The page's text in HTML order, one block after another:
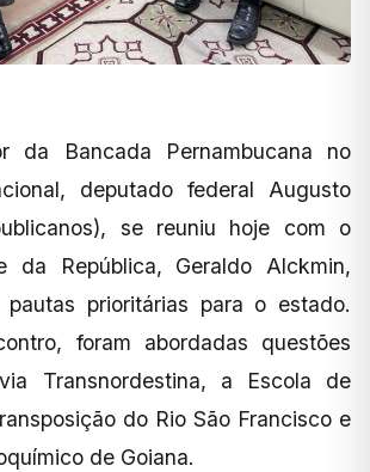
da Bancada Pernambucana no
deputado federal Augusto
se reuniu hoje com o
da República, Geraldo Alckmin,
prioritárias para o estado.
foram abordadas questões
Transnordestina, a Escola de
do Rio São Francisco e
de Goiana.